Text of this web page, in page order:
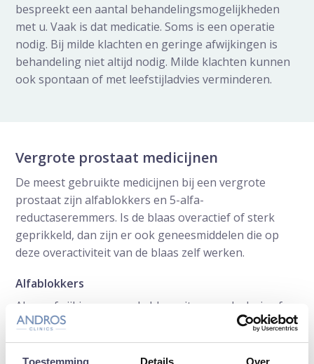
Toestemming Details Over
bespreekt een aantal behandelingsmogelijkheden
met u. Vaak is dat medicatie. Soms is een operatie
nodig. Bij milde klachten en geringe afwijkingen is
behandeling niet altijd nodig. Milde klachten kunnen
ook spontaan of met leefstijladvies verminderen.
Vergrote prostaat medicijnen
De meest gebruikte medicijnen bij een vergrote
prostaat zijn alfablokkers en 5-alfa-
reductaseremmers. Is de blaas overactief of sterk
geprikkeld, dan zijn er ook geneesmiddelen die op
deze overactiviteit van de blaas zelf werken.
Alfablokkers
Als er afwijkingen aan de blaasuitgang, plasbuis of
prostaat zijn vastgesteld kan een behandeling met
een alfablokker worden voorgeschreven.
Alfablokkers zijn geneesmiddelen die de gladde